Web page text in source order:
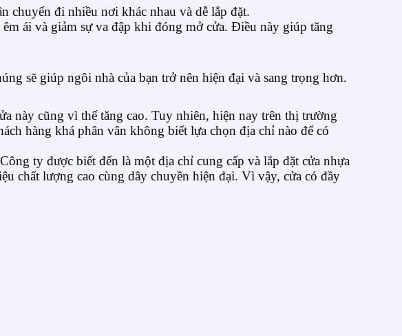
chuyển đi nhiều nơi khác nhau và dễ lắp đặt.
ái và giảm sự va đập khi đóng mở cửa. Điều này giúp tăng
sẽ giúp ngôi nhà của bạn trở nên hiện đại và sang trọng hơn.
này cũng vì thế tăng cao. Tuy nhiên, hiện nay trên thị trường
hàng khá phân vân không biết lựa chọn địa chỉ nào để có
ty được biết đến là một địa chỉ cung cấp và lắp đặt cửa nhựa
chất lượng cao cùng dây chuyền hiện đại. Vì vậy, cửa có đầy